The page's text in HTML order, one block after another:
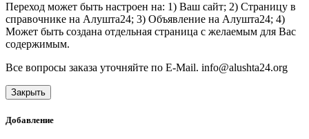
Переход может быть настроен на: 1) Ваш сайт; 2) Страницу в
справочнике на Алушта24; 3) Объявление на Алушта24; 4)
Может быть создана отдельная страница с желаемым для Вас
содержимым.
Все вопросы заказа уточняйте по E-Mail. info@alushta24.org
Закрыть
Добавление